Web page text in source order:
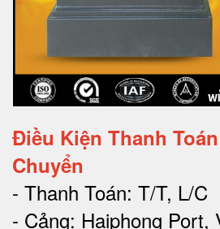
Điều Kiện Thanh Toán
Chuyển
- Thanh Toán: T/T, L/C
- Cảng: Haiphong Port,